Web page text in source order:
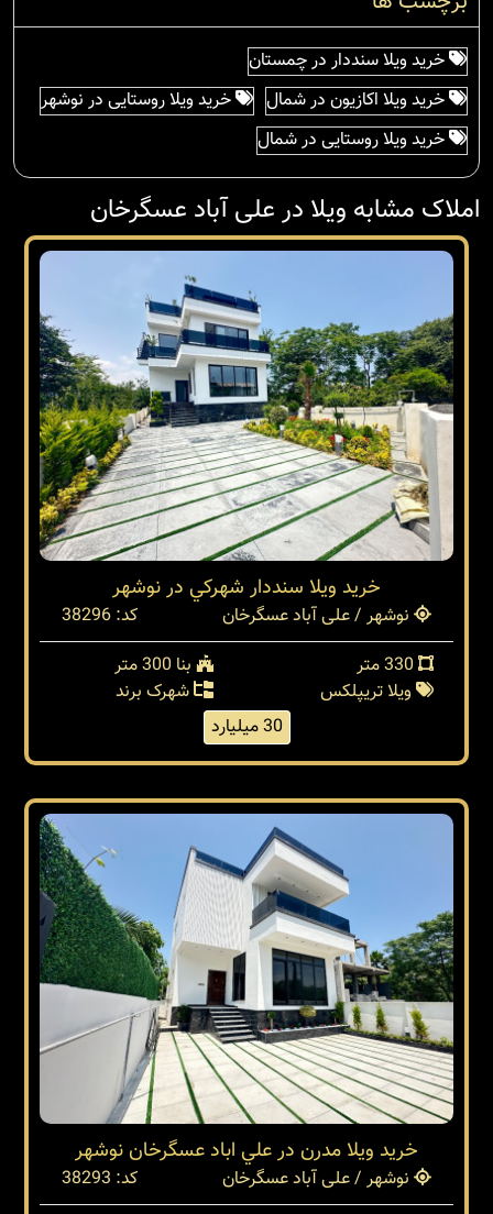
خرید ویلا سنددار در چمستان
خرید ویلا اکازیون در شمال
خرید ویلا روستایی در نوشهر
خرید ویلا روستایی در شمال
املاک مشابه ویلا در علی آباد عسگرخان
خريد ويلا سنددار شهركي در نوشهر
نوشهر / علی آباد عسگرخان
کد: 38296
بنا 300 متر
ویلا تریپلکس
شهرک برند
30 میلیارد
خريد ويلا مدرن در علي اباد عسگرخان نوشهر
نوشهر / علی آباد عسگرخان
کد: 38293